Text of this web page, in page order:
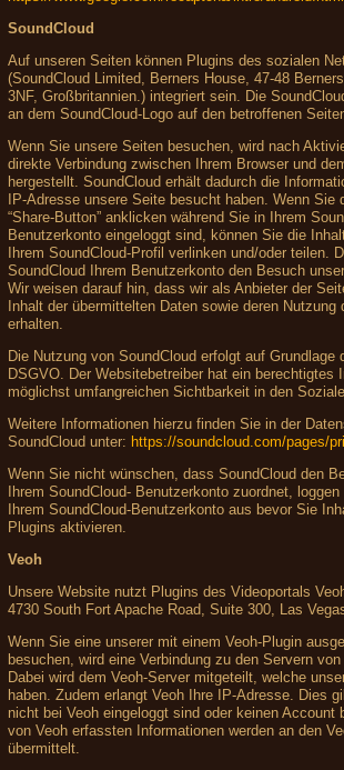
SoundCloud
Auf unseren Seiten können Plugins des sozialen
(SoundCloud Limited, Berners House, 47-48
3NF, Großbritannien.) integriert sein. Die
an dem SoundCloud-Logo auf den betroffenen
Wenn Sie unsere Seiten besuchen, wird nach
direkte Verbindung zwischen Ihrem Browser und
hergestellt. SoundCloud erhält dadurch die
IP-Adresse unsere Seite besucht haben. Wenn Sie
“Share-Button” anklicken während Sie in Ihrem
Benutzerkonto eingeloggt sind, können Sie die
Ihrem SoundCloud-Profil verlinken und/oder teilen.
SoundCloud Ihrem Benutzerkonto den Besuch
Wir weisen darauf hin, dass wir als Anbieter der
Inhalt der übermittelten Daten sowie deren Nutzung
erhalten.
Die Nutzung von SoundCloud erfolgt auf
DSGVO. Der Websitebetreiber hat ein berechtigtes
möglichst umfangreichen Sichtbarkeit in den
Weitere Informationen hierzu finden Sie in der
SoundCloud unter: https://soundcloud.com/pages/
Wenn Sie nicht wünschen, dass SoundCloud den
Ihrem SoundCloud- Benutzerkonto zuordnet,
Ihrem SoundCloud-Benutzerkonto aus bevor Sie
Plugins aktivieren.
Veoh
Unsere Website nutzt Plugins des Videoportals
4730 South Fort Apache Road, Suite 300, Las
Wenn Sie eine unserer mit einem Veoh-Plugin
besuchen, wird eine Verbindung zu den Servern von
Dabei wird dem Veoh-Server mitgeteilt, welche
haben. Zudem erlangt Veoh Ihre IP-Adresse. Dies
nicht bei Veoh eingeloggt sind oder keinen Account
von Veoh erfassten Informationen werden an den
übermittelt.